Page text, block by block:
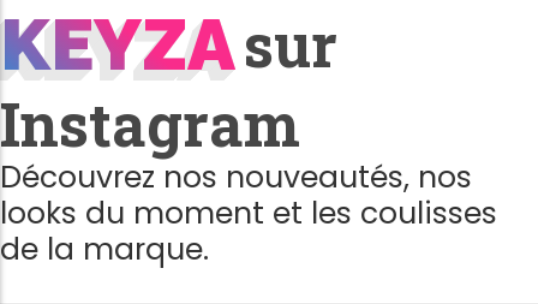
KEYZA
KEYZAsur
Instagram
Découvrez nos nouveautés, nos
looks du moment et les coulisses
de la marque.